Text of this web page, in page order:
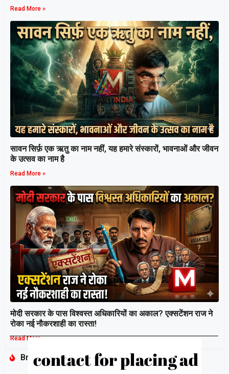
Read More »
सावन सिर्फ़ एक ऋतु का नाम नहीं, यह हमारे संस्कारों, भावनाओं और जीवन
के उत्सव का नाम है
Read More »
मोदी सरकार के पास विश्वस्त अधिकारियों का अकाल? एक्सटेंशन राज ने
रोका नई नौकरशाही का रास्ता!
Read More »
Breaking